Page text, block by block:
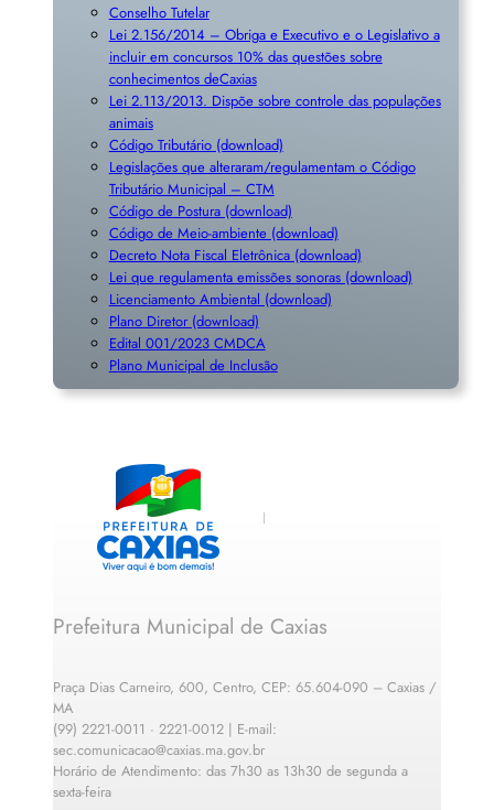
Conselho Tutelar
Lei 2.156/2014 – Obriga e Executivo e o Legislativo a
incluir em concursos 10% das questões sobre
conhecimentos deCaxias
Lei 2.113/2013. Dispõe sobre controle das populações
animais
Código Tributário (download)
Legislações que alteraram/regulamentam o Código
Tributário Municipal – CTM
Código de Postura (download)
Código de Meio-ambiente (download)
Decreto Nota Fiscal Eletrônica (download)
Lei que regulamenta emissões sonoras (download)
Licenciamento Ambiental (download)
Plano Diretor (download)
Edital 001/2023 CMDCA
Plano Municipal de Inclusão
Prefeitura Municipal de Caxias
Praça Dias Carneiro, 600, Centro, CEP: 65.604-090 – Caxias /
MA
(99) 2221-0011 · 2221-0012 | E-mail:
sec.comunicacao@caxias.ma.gov.br
Horário de Atendimento: das 7h30 as 13h30 de segunda a
sexta-feira